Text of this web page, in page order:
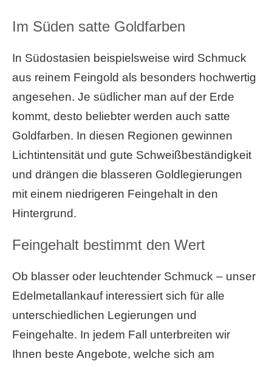
Im Süden satte Goldfarben
In Südostasien beispielsweise wird Schmuck
aus reinem Feingold als besonders hochwertig
angesehen. Je südlicher man auf der Erde
kommt, desto beliebter werden auch satte
Goldfarben. In diesen Regionen gewinnen
Lichtintensität und gute Schweißbeständigkeit
und drängen die blasseren Goldlegierungen
mit einem niedrigeren Feingehalt in den
Hintergrund.
Feingehalt bestimmt den Wert
Ob blasser oder leuchtender Schmuck – unser
Edelmetallankauf interessiert sich für alle
unterschiedlichen Legierungen und
Feingehalte. In jedem Fall unterbreiten wir
Ihnen beste Angebote, welche sich am